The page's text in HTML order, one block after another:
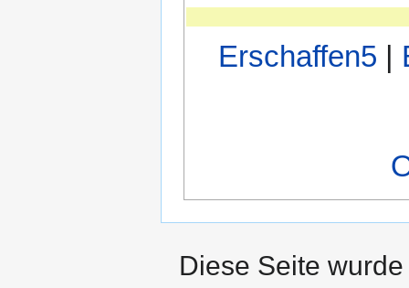
Erschaffen5
Diese Seite